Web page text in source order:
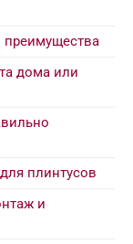
преимущества
дома или
плинтусов
и